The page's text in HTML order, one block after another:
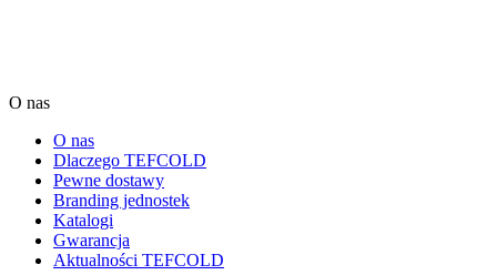
O nas
O nas
Dlaczego TEFCOLD
Pewne dostawy
Branding jednostek
Katalogi
Gwarancja
Aktualności TEFCOLD